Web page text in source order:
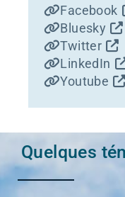
Facebook
Bluesky
Twitter
LinkedIn
Youtube
Quelques